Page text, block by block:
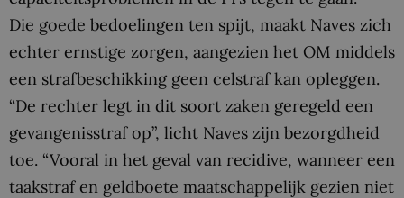
Die goede bedoelingen ten spijt, maakt Naves zich
echter ernstige zorgen, aangezien het OM middels
een strafbeschikking geen celstraf kan opleggen.
“De rechter legt in dit soort zaken geregeld een
gevangenisstraf op”, licht Naves zijn bezorgdheid
toe. “Vooral in het geval van recidive, wanneer een
taakstraf en geldboete maatschappelijk gezien niet